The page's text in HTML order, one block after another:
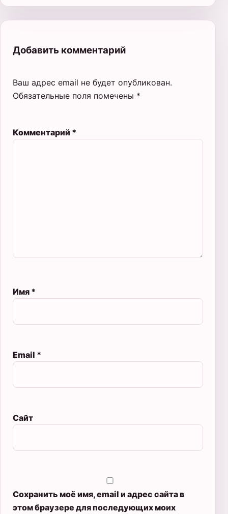
Добавить комментарий
Ваш адрес email не будет опубликован.
Обязательные поля помечены *
Комментарий *
Имя *
Email *
Сайт
Сохранить моё имя, email и адрес сайта в
этом браузере для последующих моих